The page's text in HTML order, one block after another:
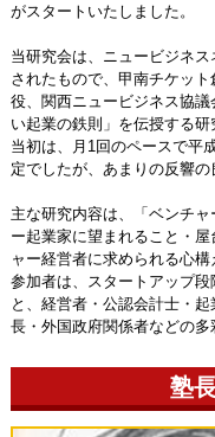
がスタートいたしました。
当研究会は、ニュービジネ
されたもので、甲南チケッ
役、関西ニュービジネス協
い起業の鉄則」を伝授する研
当初は、月1回のペースで平
定でしたが、あまりの反響の
主な研究内容は、「ベンチ
ー起業家に望まれること・
ャー経営者に求められる心構
参加者は、スタートアップ
と、経営者・公認会計士・
長・外国政府関係者などの多
塾